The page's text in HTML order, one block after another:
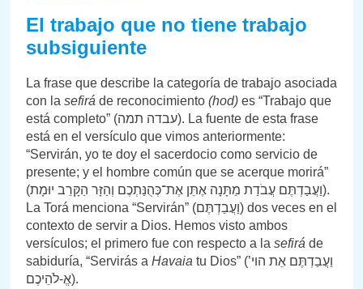
El trabajo que no tiene trabajo
subsiguiente
La frase que describe la categoría de trabajo asociada
con la sefirá de reconocimiento (hod) es “Trabajo que
está completo” (עבדה תמה). La fuente de esta frase
está en el versículo que vimos anteriormente:
“Servirán, yo te doy el sacerdocio como servicio de
presente; y el hombre común que se acerque morirá”
(וַעֲבַדְתֶּם עֲבֹדַת מַתָּנָה אֶתֵּן אֶת־כְּהֻנַּתְכֶם וְהַזָּר הַקָּרֵב יוּמָת).
La Torá menciona “Servirán” (וַעֲבַדְתֶּם) dos veces en el
contexto de servir a Dios. Hemos visto ambos
versículos; el primero fue con respecto a la sefirá de
sabiduría, “Servirás a Havaia tu Dios” (וַעֲבַדְתֶּם אֵת הוי’
אֱ-לֹהֵיכֶם).